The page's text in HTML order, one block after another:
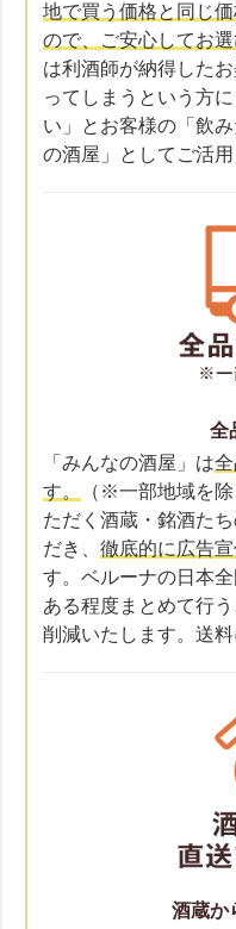
地で買う価格と同じ
ので、ご安心してお選
は利酒師が納得した
ってしまうという方
い」とお客様の「飲
の酒屋」としてご活用
全
「みんなの酒屋」は
す。
（※一部地域を
ただく酒蔵・銘酒た
だき、 徹底的に広告
す。ベルーナの日本
ある程度まとめて行
削減いたします。送
酒蔵か